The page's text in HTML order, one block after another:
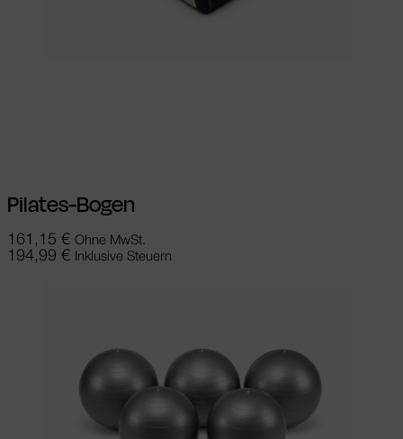
Pilates-Bogen
161,15 € Ohne MwSt.
194,99 € Inklusive Steuern